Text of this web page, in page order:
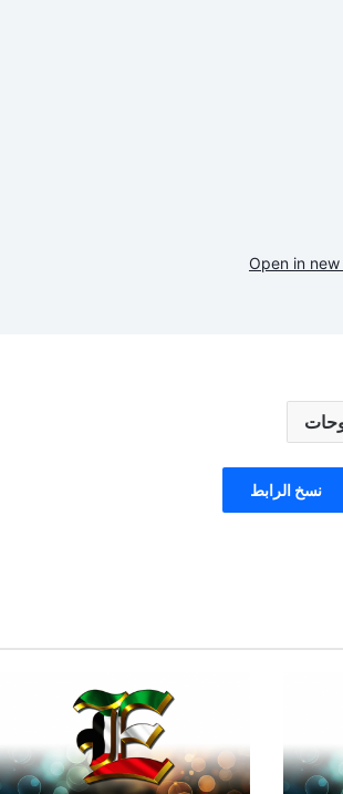
نسخ الرابط